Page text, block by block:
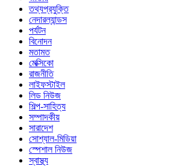
তথ্যপ্রযুক্তি
নেদারল্যান্ডস
পর্যটন
বিনোদন
মতামত
মেক্সিকো
রাজনীতি
লাইফস্টাইল
লিড নিউজ
শিল্প-সাহিত্য
সম্পাদকীয়
সারাদেশ
সোশ্যাল-মিডিয়া
স্পেশাল নিউজ
স্বাস্থ্য